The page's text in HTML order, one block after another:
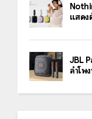
แสดง
JBL
ลำโพ